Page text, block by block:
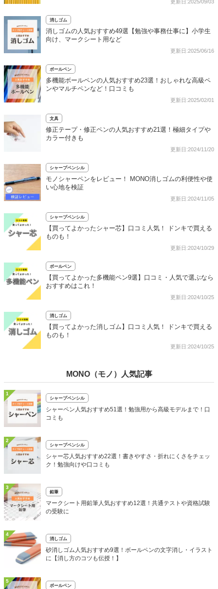
更新日:2025/09/03
消しゴム
消しゴムの人気おすすめ49選【勉強や事務仕事に】小学生
向け、マークシート用など
更新日:2025/06/16
ボールペン
多機能ボールペンの人気おすすめ23選！おしゃれな高級ペ
ンやマルチペンなど！口コミも
更新日:2025/02/01
文具
修正テープ・修正ペンの人気おすすめ21選！極細タイプや
カラー付きも
更新日:2024/11/20
シャープペンシル
モノシャーペンをレビュー！ MONO消しゴムの利便性や使
い心地を検証
更新日:2024/11/05
シャープペンシル
【買ってよかったシャー芯】口コミ人気！ ドンキで買える
ものも！
更新日:2024/10/29
ボールペン
【買ってよかった多機能ペン9選】口コミ・人気で選ぶなら
おすすめはこれ！
更新日:2024/10/25
消しゴム
【買ってよかった消しゴム】口コミ人気！ ドンキで買える
ものも！
更新日:2024/10/25
MONO（モノ）人気記事
1
シャープペンシル
シャーペン人気おすすめ51選！勉強用から高級モデルまで！口
コミも
2
シャープペンシル
シャー芯人気おすすめ22選！書きやすさ・折れにくさをチェッ
ク！勉強向けや口コミも
3
鉛筆
マークシート用鉛筆人気おすすめ12選！共通テストや資格試験
の受験に
4
消しゴム
砂消しゴム人気おすすめ9選！ボールペンの文字消し・イラスト
に【消し方のコツも伝授！】
5
ボールペン